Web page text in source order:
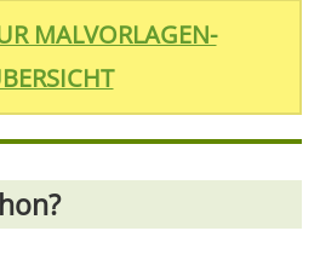
MALVORLAGEN-